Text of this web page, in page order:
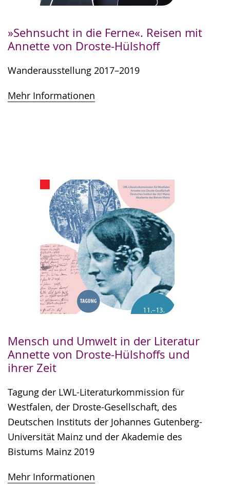
»Sehnsucht in die Ferne«. Reisen mit
Annette von Droste-Hülshoff
Wanderausstellung 2017–2019
Mehr Informationen
Mensch und Umwelt in der Literatur
Annette von Droste-Hülshoffs und
ihrer Zeit
Tagung der LWL-Literaturkommission für
Westfalen, der Droste-Gesellschaft, des
Deutschen Instituts der Johannes Gutenberg-
Universität Mainz und der Akademie des
Bistums Mainz 2019
Mehr Informationen